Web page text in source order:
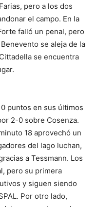
pero a los dos
el campo. En la
falló un penal, pero
se aleja de la
se encuentra
puntos en sus últimos
2-0 sobre Cosenza.
18 aprovechó un
del lago luchan,
a Tessmann. Los
pero su primera
y siguen siendo
Por otro lado,